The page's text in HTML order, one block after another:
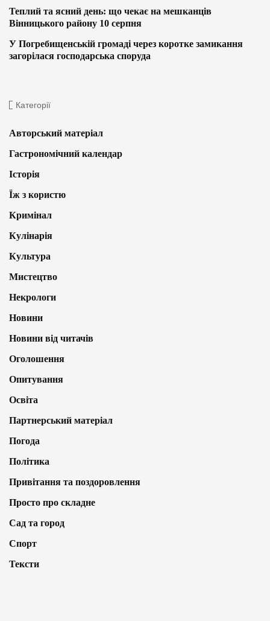
Теплий та ясний день: що чекає на мешканців
Вінницького району 10 серпня
У Погребищенській громаді через коротке замикання
загорілася господарська споруда
Категорії
Авторський матеріал
Гастрономічний календар
Історія
Їж з користю
Кримінал
Кулінарія
Культура
Мистецтво
Некрологи
Новини
Новини від читачів
Оголошення
Опитування
Освіта
Партнерський матеріал
Погода
Політика
Привітання та поздоровлення
Просто про складне
Сад та город
Спорт
Тексти